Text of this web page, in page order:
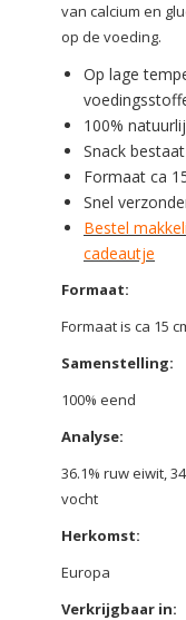
van calcium en
op de voeding.
Op lage
100%
Snack
Formaat ca
Snel
Bestel
cadeautje
Formaat:
Formaat is ca 15
Samenstelling:
100% eend
Analyse:
36.1% ruw eiwit,
vocht
Herkomst:
Europa
Verkrijgbaar in: